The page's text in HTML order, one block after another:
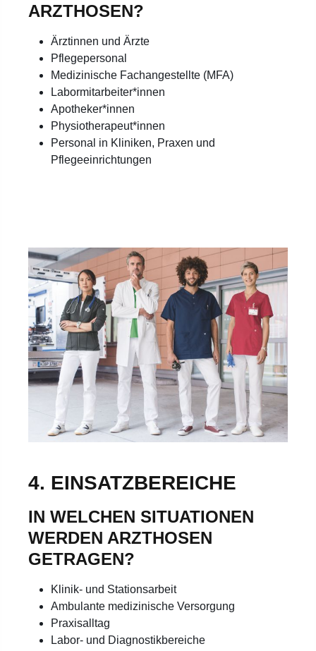
ARZTHOSEN?
Ärztinnen und Ärzte
Pflegepersonal
Medizinische Fachangestellte (MFA)
Labormitarbeiter*innen
Apotheker*innen
Physiotherapeut*innen
Personal in Kliniken, Praxen und
Pflegeeinrichtungen
4. EINSATZBEREICHE
IN WELCHEN SITUATIONEN
WERDEN ARZTHOSEN
GETRAGEN?
Klinik- und Stationsarbeit
Ambulante medizinische Versorgung
Praxisalltag
Labor- und Diagnostikbereiche